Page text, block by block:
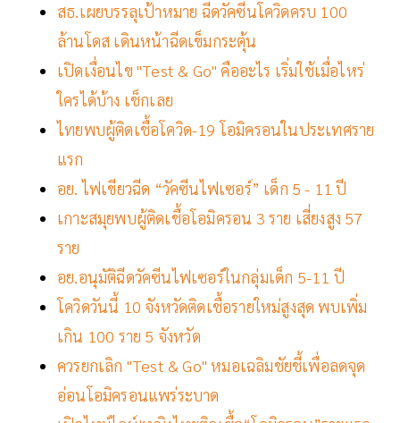
สธ.เผยบรรลุเป้าหมาย ฉีดวัคซีนโควิดครบ 100
ล้านโดส เดินหน้าฉีดเข็มกระตุ้น
เปิดเงื่อนไข "Test & Go" คืออะไร เริ่มใช้เมื่อไหร่
ใครได้บ้าง เช็กเลย
ไทยพบผู้ติดเชื้อโควิด-19 โอมิครอนในประเทศราย
แรก
อย. ไฟเขียวฉีด “วัคซีนไฟเซอร์” เด็ก 5 - 11 ปี
เกาะสมุยพบผู้ติดเชื้อโอมิครอน 3 ราย เสี่ยงสูง 57
ราย
อย.อนุมัติฉีดวัคซีนไฟเซอร์ในกลุ่มเด็ก 5-11 ปี
โควิดวันนี้ 10 จังหวัดติดเชื้อรายใหม่สูงสุด พบเพิ่ม
เกิน 100 ราย 5 จังหวัด
ควรยกเลิก "Test & Go" หมอเฉลิมชัยชี้เพื่อลดจุด
อ่อนโอมิครอนแพร่ระบาด